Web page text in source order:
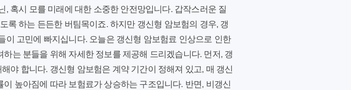
혹시 모를 미래에 대한 소중한 안전망입니다. 갑작스러운 질
록 하는 든든한 버팀목이죠. 하지만 갱신형 암보험의 경우, 갱
이 고민에 빠지십니다. 오늘은 갱신형 암보험료 인상으로 인한
는 분들을 위해 자세한 정보를 제공해 드리겠습니다. 먼저, 갱
야 합니다. 갱신형 암보험은 계약 기간이 정해져 있고, 매 갱신
높아짐에 따라 보험료가 상승하는 구조입니다. 반면, 비갱신